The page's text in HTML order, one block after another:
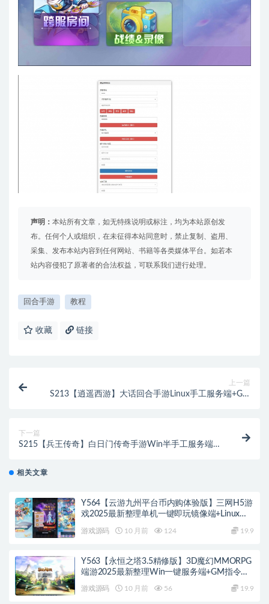
声明： 本站所有文章，如无特殊说明或标注，均为本站原创发
布。任何个人或组织，在未征得本站同意时，禁止复制、盗用、
采集、发布本站内容到任何网站、书籍等各类媒体平台。如若本
站内容侵犯了原著者的合法权益，可联系我们进行处理。
回合手游 教程
收藏 链接
上一篇
S213【逍遥西游】大话回合手游Linux手工服务端+GM
下一篇
S215【兵王传奇】白日门传奇手游Win半手工服务端
相关文章
Y564【云游九州平台币内购体验版】三网H5游
戏2025最新整理单机一键即玩镜像端+Linux手
游戏源码 10 月前 124 19.9
Y563【永恒之塔3.5精修版】3D魔幻MMORPG
端游2025最新整理Win一键服务端+GM指令
游戏源码 10 月前 56 19.9